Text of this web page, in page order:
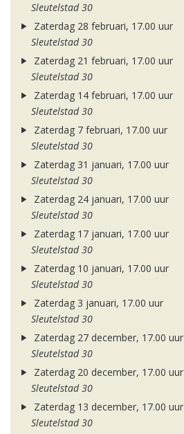
Sleutelstad 30
Zaterdag 28 februari, 17.00 uur
Sleutelstad 30
Zaterdag 21 februari, 17.00 uur
Sleutelstad 30
Zaterdag 14 februari, 17.00 uur
Sleutelstad 30
Zaterdag 7 februari, 17.00 uur
Sleutelstad 30
Zaterdag 31 januari, 17.00 uur
Sleutelstad 30
Zaterdag 24 januari, 17.00 uur
Sleutelstad 30
Zaterdag 17 januari, 17.00 uur
Sleutelstad 30
Zaterdag 10 januari, 17.00 uur
Sleutelstad 30
Zaterdag 3 januari, 17.00 uur
Sleutelstad 30
Zaterdag 27 december, 17.00 uur
Sleutelstad 30
Zaterdag 20 december, 17.00 uur
Sleutelstad 30
Zaterdag 13 december, 17.00 uur
Sleutelstad 30